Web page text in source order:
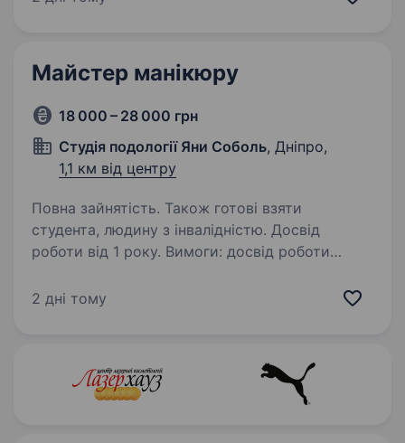
колектив,…
Майстер манікюру
18 000 – 28 000 грн
Студія подології Яни Соболь, Дніпро,
1,1 км від центру
Повна зайнятість. Також готові взяти
студента, людину з інвалідністю. Досвід
роботи від 1 року. Вимоги: досвід роботи
знання сучасних тенденцій та технік манікюру
2 дні тому